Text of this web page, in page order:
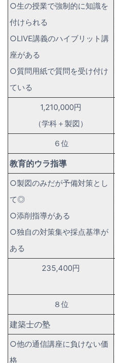
○生の授業で強制的に知識を
付けられる
○LIVE講義のハイブリット講
座がある
○質問用紙で質問を受け付け
ている
1,210,000円
（学科＋製図）
６位
教育的ウラ指導
○製図のみだが予備対策とし
て◎
○添削指導がある
○独自の対策集や採点基準が
ある
235,400円
８位
建築士の塾
○他の通信講座に負けない価
格